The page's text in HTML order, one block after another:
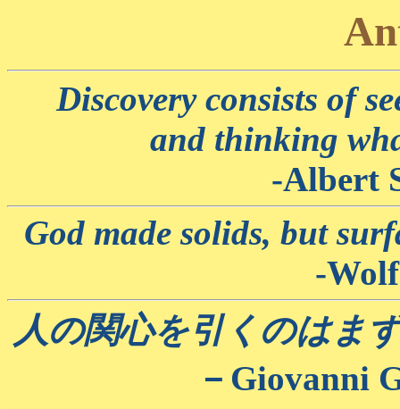
Discovery consists of
and thinking
-Albert
God made solids, but
-
人の関心を引くのはま
－Giovanni